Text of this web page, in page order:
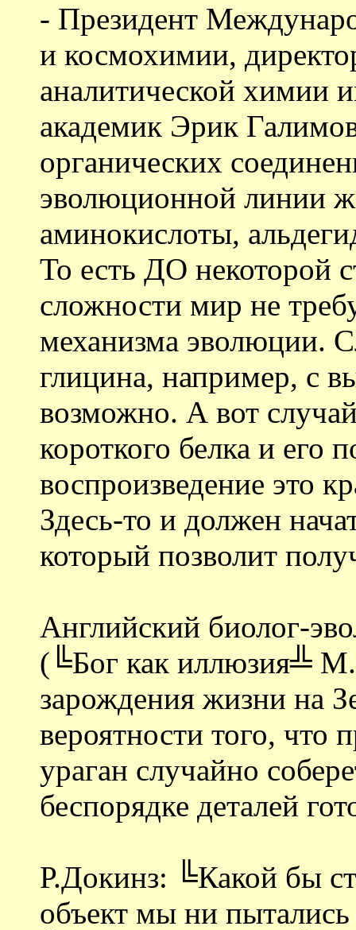
- Президент
и космохимии,
аналитической химии
академик Эрик
органических
эволюционной линии
аминокислоты,
То есть ДО некоторой
сложности мир не
механизма эволюции.
глицина, например, с
возможно. А вот
короткого белка и его
воспроизведение это
Здесь-то и должен
который позволит
Английский биолог-
(╚Бог как иллюзия╩
зарождения жизни на
вероятности того, что
ураган случайно
беспорядке деталей
Р.Докинз: ╚Какой бы
объект мы ни